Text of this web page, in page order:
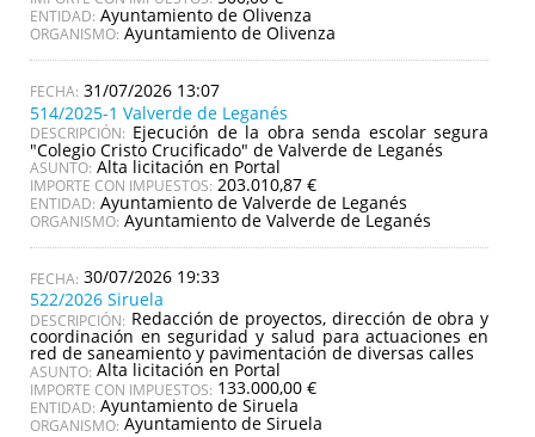
ENTIDAD: Ayuntamiento de Olivenza
ORGANISMO: Ayuntamiento de Olivenza
31/07/2026 13:07
514/2025-1 Valverde de Leganés
DESCRIPCIÓN: Ejecución de la obra senda escolar segura
"Colegio Cristo Crucificado" de Valverde de Leganés
ASUNTO: Alta licitación en Portal
IMPORTE CON IMPUESTOS: 203.010,87 €
ENTIDAD: Ayuntamiento de Valverde de Leganés
ORGANISMO: Ayuntamiento de Valverde de Leganés
30/07/2026 19:33
522/2026 Siruela
DESCRIPCIÓN: Redacción de proyectos, dirección de obra y
coordinación en seguridad y salud para actuaciones en
red de saneamiento y pavimentación de diversas calles
ASUNTO: Alta licitación en Portal
IMPORTE CON IMPUESTOS: 133.000,00 €
ENTIDAD: Ayuntamiento de Siruela
ORGANISMO: Ayuntamiento de Siruela